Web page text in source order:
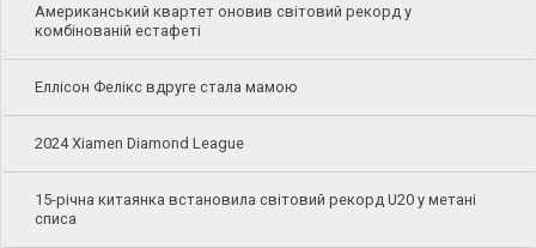
Американський квартет оновив світовий рекорд у
комбінованій естафеті
Еллісон Фелікс вдруге стала мамою
2024 Xiamen Diamond League
15-річна китаянка встановила світовий рекорд U20 у метані
списа